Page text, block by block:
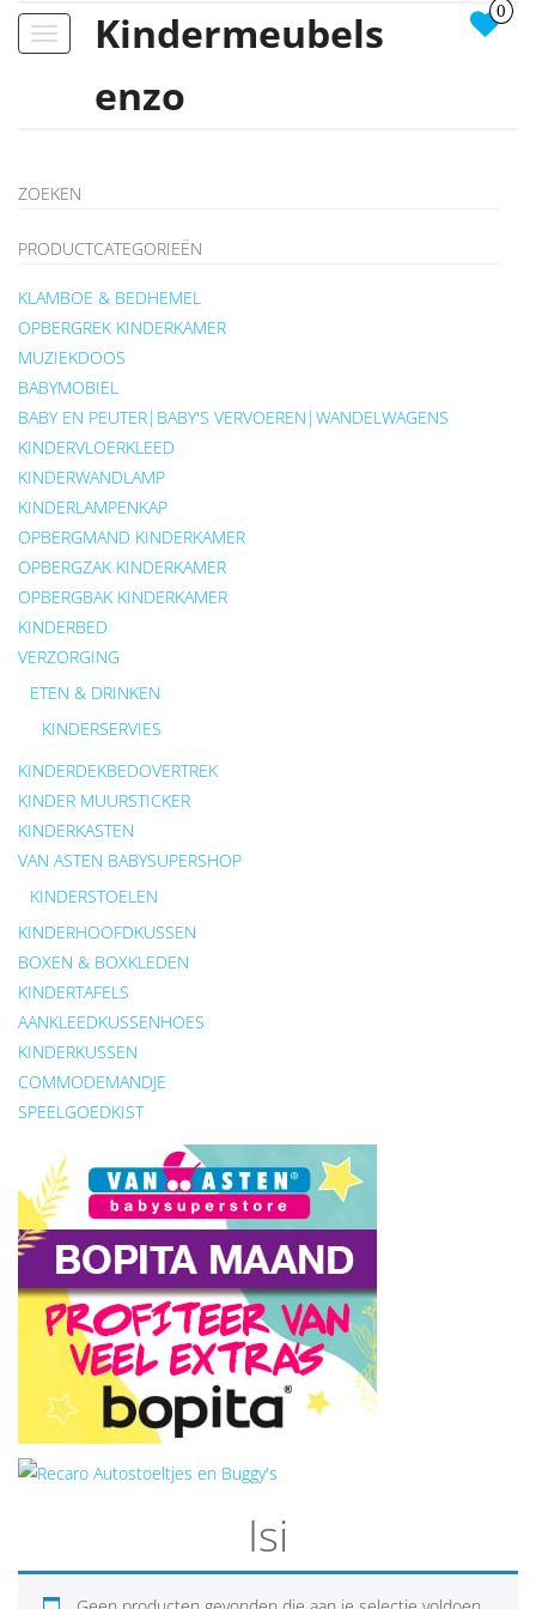
Toggle
Kindermeubels
enzo
0
ZOEKEN
PRODUCTCATEGORIEËN
KLAMBOE & BEDHEMEL
OPBERGREK KINDERKAMER
MUZIEKDOOS
BABYMOBIEL
BABY EN PEUTER|BABY'S VERVOEREN|WANDELWAGENS
KINDERVLOERKLEED
KINDERWANDLAMP
KINDERLAMPENKAP
OPBERGMAND KINDERKAMER
OPBERGZAK KINDERKAMER
OPBERGBAK KINDERKAMER
KINDERBED
VERZORGING
ETEN & DRINKEN
KINDERSERVIES
KINDERDEKBEDOVERTREK
KINDER MUURSTICKER
KINDERKASTEN
VAN ASTEN BABYSUPERSHOP
KINDERSTOELEN
KINDERHOOFDKUSSEN
BOXEN & BOXKLEDEN
KINDERTAFELS
AANKLEEDKUSSENHOES
KINDERKUSSEN
COMMODEMANDJE
SPEELGOEDKIST
Isi